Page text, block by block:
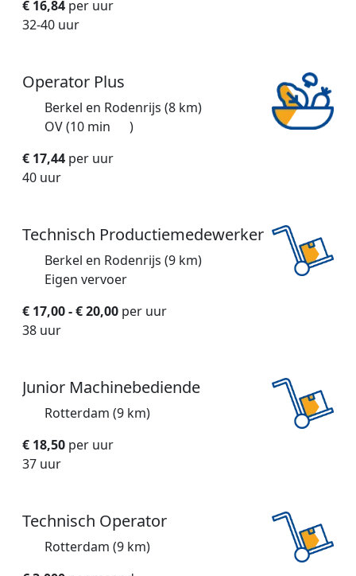
€ 16,84 per uur
32-40 uur
Operator Plus
Berkel en Rodenrijs (8 km)
OV (10 min
)
€ 17,44 per uur
40 uur
Technisch Productiemedewerker
Berkel en Rodenrijs (9 km)
Eigen vervoer
€ 17,00 - € 20,00 per uur
38 uur
Junior Machinebediende
Rotterdam (9 km)
€ 18,50 per uur
37 uur
Technisch Operator
Rotterdam (9 km)